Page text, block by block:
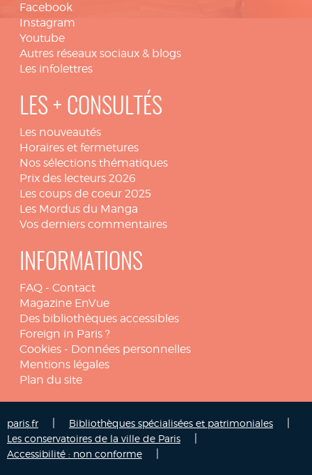
Facebook
Instagram
Youtube
Autres réseaux sociaux & blogs
Les infolettres
LES + CONSULTÉS
Les nouveautés
Horaires et fermetures
Nos sélections thématiques
Prix des lecteurs 2026
Les coups de coeur 2025
Les Mordus du Manga
Vos derniers commentaires
INFORMATIONS
FAQ - Contact
Magazine EnVue
Des bibliothèques accessibles
Foreign in Paris ?
Cookies - Données personnelles
Mentions légales
Plan du site
paris.fr Bibliothèques spécialisées et patrimoniales
Les conservatoires de la ville de Paris
Accessibilité : non conforme